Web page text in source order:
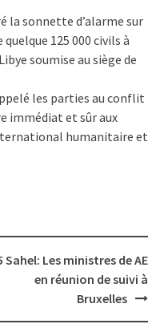
la sonnette d’alarme sur
125 000 civils à
soumise au siège de
les parties au conflit
immédiat et sûr aux
humanitaire et
Sahel: Les ministres de AE
en réunion de suivi à
Bruxelles